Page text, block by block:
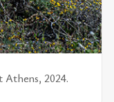
2024.